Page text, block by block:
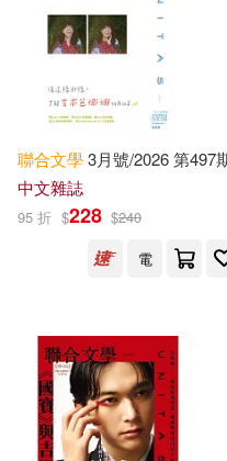
Scott(11001)
Brown(10757)
Johnson(9405)
Elizabeth(9391)
Greenyx(9285)
Mary(8948)
Createspace
禾馬(10801)
Thorndike Pr(10673)
人民文學出版社
人民衛生出版社(8849)
機械工業出版社(8677)
一個月內上市新品
本週上市新品(1451)
電子書
適合手機平板閱讀
免費電子書(672)
聯合文學3月號/2026 第497
中文雜誌
95 折 $228 $240
電